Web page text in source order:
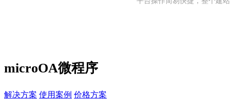
microOA微程序
解决方案 使用案例 价格方案